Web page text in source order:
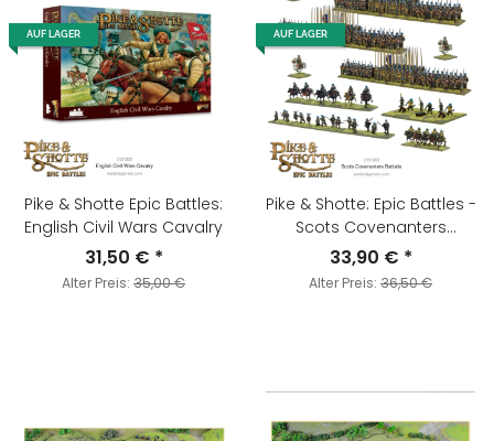
AUF LAGER
Pike & Shotte Epic Battles:
English Civil Wars Cavalry
31,50 € *
Alter Preis: 35,00 €
AUF LAGER
Pike & Shotte: Epic Battles -
Scots Covenanters
Battalia
33,90 € *
Alter Preis: 36,50 €